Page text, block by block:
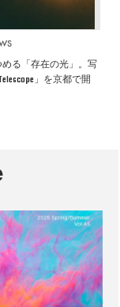
る「存在の光」。写
」を京都で開